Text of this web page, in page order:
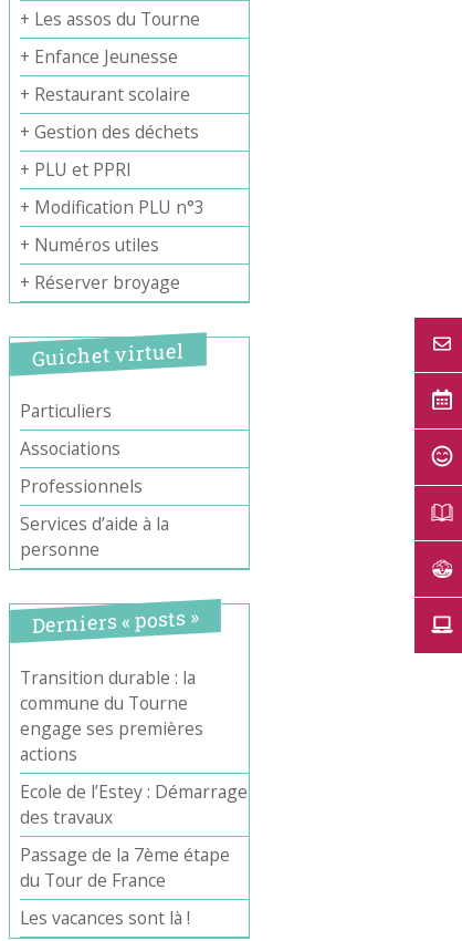
Office 365
+ Les assos du Tourne
+ Enfance Jeunesse
+ Restaurant scolaire
+ Gestion des déchets
+ PLU et PPRI
+ Modification PLU n°3
+ Numéros utiles
+ Réserver broyage
Guichet virtuel
Particuliers
Associations
Professionnels
Services d’aide à la
personne
Derniers « posts »
Transition durable : la
commune du Tourne
engage ses premières
actions
Ecole de l’Estey : Démarrage
des travaux
Passage de la 7ème étape
du Tour de France
Les vacances sont là !